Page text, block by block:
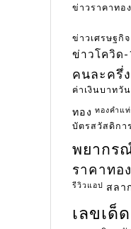
ข่าวราคาทอง
ข่าวเศรษฐกิจ
ข่าวโควิด-
คนละครึ่
ค่าเงินบาทวั
ทอง ทองคำแท่
บัตรสวัสดิกา
พยากร
ราคาทอง
รีวิวแอป สลา
เลขเด็ด